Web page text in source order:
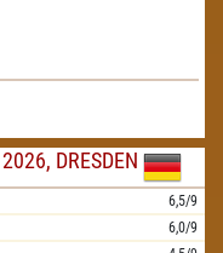
DRESDEN
6,5/9
6,0/9